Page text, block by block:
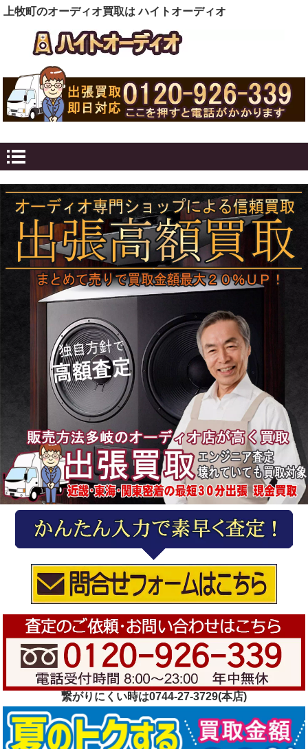
上牧町のオーディオ買取は ハイトオーディオ
繋がりにくい時は0744-27-3729(本店)